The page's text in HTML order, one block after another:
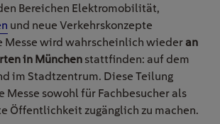
Bereichen Elektromobilität,
und neue Verkehrskonzepte
Messe wird wahrscheinlich wieder an
in München stattfinden: auf dem
im Stadtzentrum. Diese Teilung
Messe sowohl für Fachbesucher als
Öffentlichkeit zugänglich zu machen.